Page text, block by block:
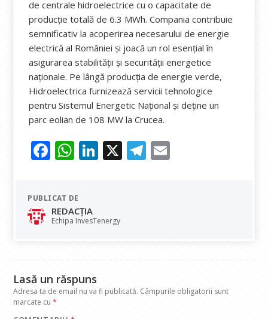
de centrale hidroelectrice cu o capacitate de
producție totală de 6.3 MWh. Compania contribuie
semnificativ la acoperirea necesarului de energie
electrică al României și joacă un rol esențial în
asigurarea stabilității și securității energetice
naționale. Pe lângă producția de energie verde,
Hidroelectrica furnizează servicii tehnologice
pentru Sistemul Energetic Național și deține un
parc eolian de 108 MW la Crucea.
F
e
b
o
W
at
s
A
Li
dI
X T
PUBLICAT DE
REDACȚIA
Echipa InvesTenergy
Lasă un răspuns
Adresa ta de email nu va fi publicată. Câmpurile obligatorii sunt
marcate cu*